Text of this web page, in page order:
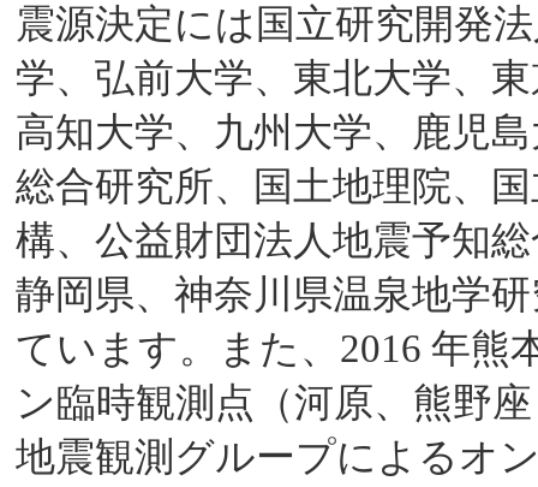
震源決定には国立研究開発
学、弘前大学、東北大学、
高知大学、九州大学、鹿児
総合研究所、国土地理院、
構、公益財団法人地震予知
静岡県、神奈川県温泉地学
ています。また、2016 年熊
ン臨時観測点（河原、熊野
地震観測グループによるオ